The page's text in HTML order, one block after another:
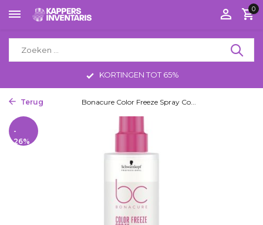
0
KORTINGEN TOT 65%
Terug Bonacure Color Freeze Spray Co...
-
26%